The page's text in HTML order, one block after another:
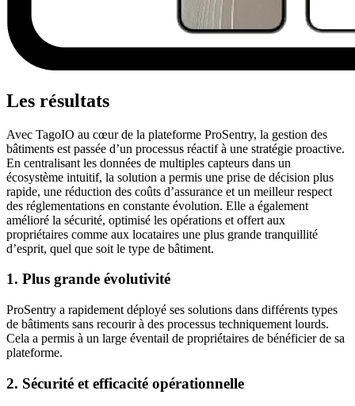
Les résultats
Avec TagoIO au cœur de la plateforme ProSentry, la gestion des
bâtiments est passée d’un processus réactif à une stratégie proactive.
En centralisant les données de multiples capteurs dans un
écosystème intuitif, la solution a permis une prise de décision plus
rapide, une réduction des coûts d’assurance et un meilleur respect
des réglementations en constante évolution. Elle a également
amélioré la sécurité, optimisé les opérations et offert aux
propriétaires comme aux locataires une plus grande tranquillité
d’esprit, quel que soit le type de bâtiment.
1. Plus grande évolutivité
ProSentry a rapidement déployé ses solutions dans différents types
de bâtiments sans recourir à des processus techniquement lourds.
Cela a permis à un large éventail de propriétaires de bénéficier de sa
plateforme.
2. Sécurité et efficacité opérationnelle